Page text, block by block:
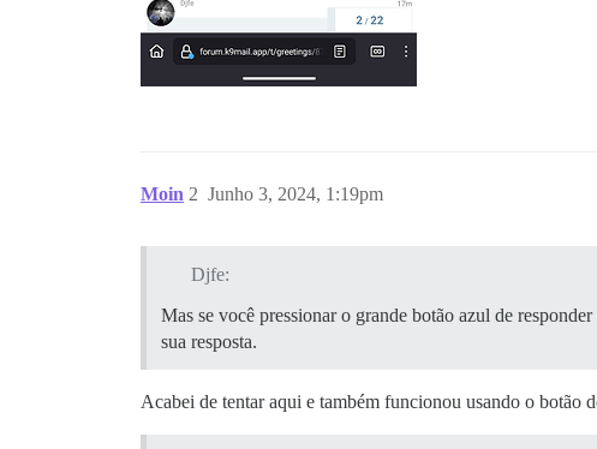
Moin Junho 3, 2024, 1:19pm
2
Djfe:
Mas se você pressionar o grande botão azul de
sua resposta.
Acabei de tentar aqui e também funcionou usando o botão